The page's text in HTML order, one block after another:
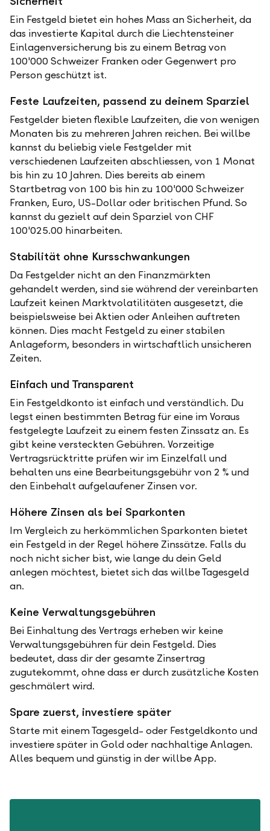
Ein Festgeld bietet ein hohes Mass an Sicherheit, da
das investierte Kapital durch die Liechtensteiner
Einlagenversicherung bis zu einem Betrag von
100'000 Schweizer Franken oder Gegenwert pro
Person geschützt ist.
Feste Laufzeiten, passend zu deinem Sparziel
Festgelder bieten flexible Laufzeiten, die von wenigen
Monaten bis zu mehreren Jahren reichen. Bei willbe
kannst du beliebig viele Festgelder mit
verschiedenen Laufzeiten abschliessen, von 1 Monat
bis hin zu 10 Jahren. Dies bereits ab einem
Startbetrag von 100 bis hin zu 100'000 Schweizer
Franken, Euro, US-Dollar oder britischen Pfund. So
kannst du gezielt auf dein Sparziel von CHF
100'025.00 hinarbeiten.
Stabilität ohne Kursschwankungen
Da Festgelder nicht an den Finanzmärkten
gehandelt werden, sind sie während der vereinbarten
Laufzeit keinen Marktvolatilitäten ausgesetzt, die
beispielsweise bei Aktien oder Anleihen auftreten
können. Dies macht Festgeld zu einer stabilen
Anlageform, besonders in wirtschaftlich unsicheren
Zeiten.
Einfach und Transparent
Ein Festgeldkonto ist einfach und verständlich. Du
legst einen bestimmten Betrag für eine im Voraus
festgelegte Laufzeit zu einem festen Zinssatz an. Es
gibt keine versteckten Gebühren. Vorzeitige
Vertragsrücktritte prüfen wir im Einzelfall und
behalten uns eine Bearbeitungsgebühr von 2 % und
den Einbehalt aufgelaufener Zinsen vor.
Höhere Zinsen als bei Sparkonten
Im Vergleich zu herkömmlichen Sparkonten bietet
ein Festgeld in der Regel höhere Zinssätze. Falls du
noch nicht sicher bist, wie lange du dein Geld
anlegen möchtest, bietet sich das willbe Tagesgeld
an.
Keine Verwaltungsgebühren
Bei Einhaltung des Vertrags erheben wir keine
Verwaltungsgebühren für dein Festgeld. Dies
bedeutet, dass dir der gesamte Zinsertrag
zugutekommt, ohne dass er durch zusätzliche Kosten
geschmälert wird.
Spare zuerst, investiere später
Starte mit einem Tagesgeld- oder Festgeldkonto und
investiere später in Gold oder nachhaltige Anlagen.
Alles bequem und günstig in der willbe App.